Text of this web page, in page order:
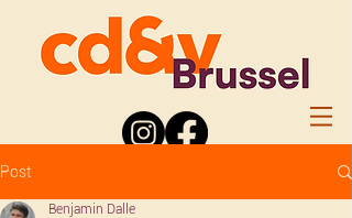
Post
Benjamin Dalle